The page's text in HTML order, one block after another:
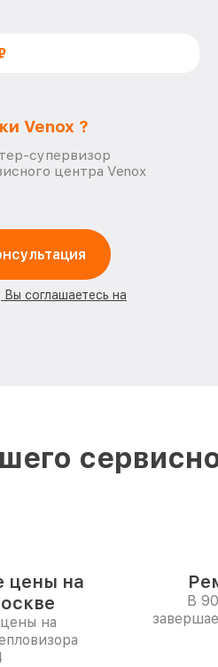
Venox ?
супервизор
центра Venox
Вы соглашаетесь на
цены на
на
В